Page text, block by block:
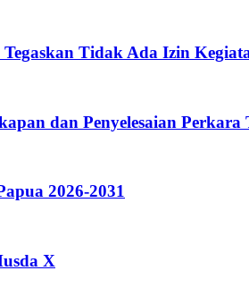
Tidak Ada Izin
dan Penyelesaian
2026-2031
X